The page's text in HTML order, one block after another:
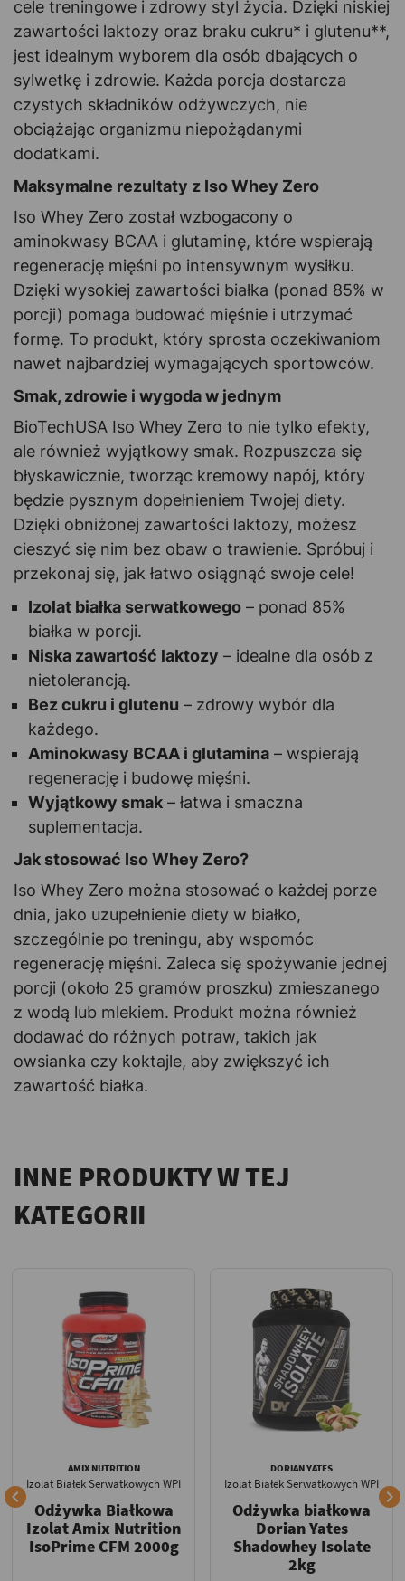
cele treningowe i zdrowy styl życia. Dzięki niskiej
zawartości laktozy oraz braku cukru* i glutenu**,
jest idealnym wyborem dla osób dbających o
sylwetkę i zdrowie. Każda porcja dostarcza
czystych składników odżywczych, nie
obciążając organizmu niepożądanymi
dodatkami.
Maksymalne rezultaty z Iso Whey Zero
Iso Whey Zero został wzbogacony o
aminokwasy BCAA i glutaminę, które wspierają
regenerację mięśni po intensywnym wysiłku.
Dzięki wysokiej zawartości białka (ponad 85% w
porcji) pomaga budować mięśnie i utrzymać
formę. To produkt, który sprosta oczekiwaniom
nawet najbardziej wymagających sportowców.
Smak, zdrowie i wygoda w jednym
BioTechUSA Iso Whey Zero to nie tylko efekty,
ale również wyjątkowy smak. Rozpuszcza się
błyskawicznie, tworząc kremowy napój, który
będzie pysznym dopełnieniem Twojej diety.
Dzięki obniżonej zawartości laktozy, możesz
cieszyć się nim bez obaw o trawienie. Spróbuj i
przekonaj się, jak łatwo osiągnąć swoje cele!
Izolat białka serwatkowego – ponad 85%
białka w porcji.
Niska zawartość laktozy – idealne dla osób z
nietolerancją.
Bez cukru i glutenu – zdrowy wybór dla
każdego.
Aminokwasy BCAA i glutamina – wspierają
regenerację i budowę mięśni.
Wyjątkowy smak – łatwa i smaczna
suplementacja.
Jak stosować Iso Whey Zero?
Iso Whey Zero można stosować o każdej porze
dnia, jako uzupełnienie diety w białko,
szczególnie po treningu, aby wspomóc
regenerację mięśni. Zaleca się spożywanie jednej
porcji (około 25 gramów proszku) zmieszanego
z wodą lub mlekiem. Produkt można również
dodawać do różnych potraw, takich jak
owsianka czy koktajle, aby zwiększyć ich
zawartość białka.
INNE PRODUKTY W TEJ
KATEGORII

AMIX NUTRITION
Izolat Białek Serwatkowych WPI
Odżywka Białkowa
Izolat Amix Nutrition
IsoPrime CFM 2000g
DORIAN YATES
Izolat Białek Serwatkowych WPI
Odżywka białkowa
Dorian Yates
Shadowhey Isolate
2kg
